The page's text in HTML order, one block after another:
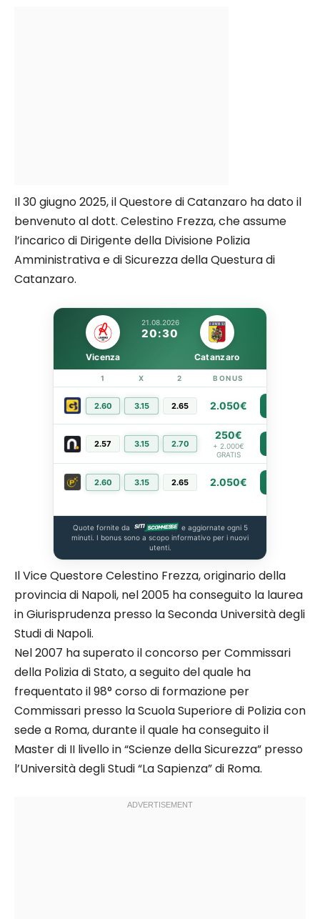
Il 30 giugno 2025, il Questore di Catanzaro ha dato il
benvenuto al dott. Celestino Frezza, che assume
l’incarico di Dirigente della Divisione Polizia
Amministrativa e di Sicurezza della Questura di
Catanzaro.
21.08.2026
20:30
Vicenza Catanzaro
1 X 2 BONUS
2.60 3.15 2.65 2.050€
2.57 3.15 2.70
250€
+ 2.000€
GRATIS
2.60 3.15 2.65 2.050€
Quote fornite da
e aggiornate ogni 5
minuti. I bonus sono a scopo informativo per i nuovi
utenti.
Il Vice Questore Celestino Frezza, originario della
provincia di Napoli, nel 2005 ha conseguito la laurea
in Giurisprudenza presso la Seconda Università degli
Studi di Napoli.
Nel 2007 ha superato il concorso per Commissari
della Polizia di Stato, a seguito del quale ha
frequentato il 98° corso di formazione per
Commissari presso la Scuola Superiore di Polizia con
sede a Roma, durante il quale ha conseguito il
Master di II livello in “Scienze della Sicurezza” presso
l’Università degli Studi “La Sapienza” di Roma.